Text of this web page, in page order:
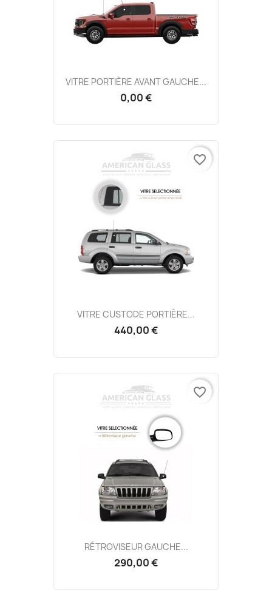
VITRE PORTIÈRE AVANT GAUCHE...
0,00 €
VITRE CUSTODE PORTIÈRE...
440,00 €
favorite_border
RÉTROVISEUR GAUCHE...
290,00 €
favorite_border